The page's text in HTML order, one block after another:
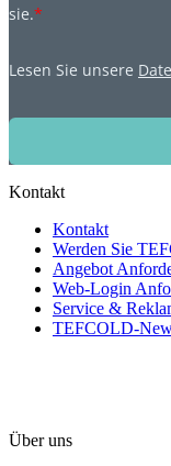
sie.*
Lesen Sie unsere
Kontakt
Kontakt
Werden Sie
Angebot
Web-Login
Service &
TEFCOLD-
Über uns